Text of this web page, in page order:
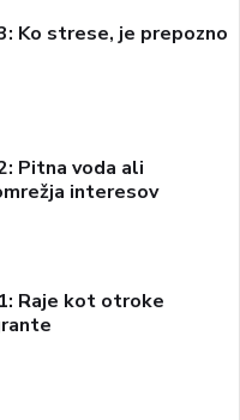
Ko strese, je prepozno
Pitna voda ali
interesov
Raje kot otroke